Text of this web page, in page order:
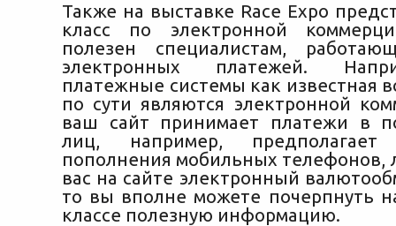
Также на выставке Race Expo
класс по электронной
полезен специалистам,
электронных платежей.
платежные системы как известная
по сути являются электронной
ваш сайт принимает платежи в
лиц, например, предполагает
пополнения мобильных телефонов,
вас на сайте электронный
то вы вполне можете почерпнуть
классе полезную информацию.